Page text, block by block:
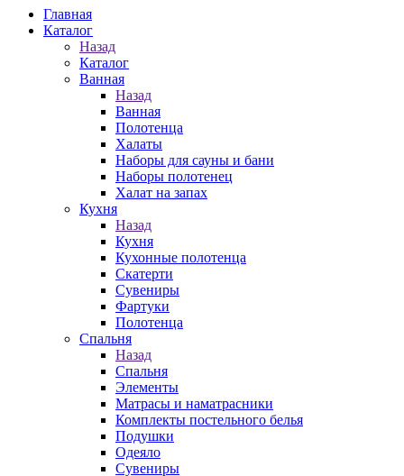
Главная
Каталог
Назад
Каталог
Ванная
Назад
Ванная
Полотенца
Халаты
Наборы для сауны и бани
Наборы полотенец
Халат на запах
Кухня
Назад
Кухня
Кухонные полотенца
Скатерти
Сувениры
Фартуки
Полотенца
Спальня
Назад
Спальня
Элементы
Матрасы и наматрасники
Комплекты постельного белья
Подушки
Одеяло
Сувениры